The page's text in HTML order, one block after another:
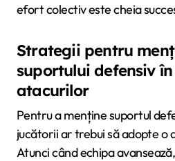
efort colectiv este cheia
Strategii pentru
suportului defensiv
atacurilor
Pentru a menține suportul
jucătorii ar trebui să adopte o
Atunci când echipa